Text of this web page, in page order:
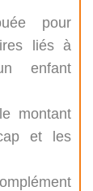
pour
liés à
enfant
montant
et les